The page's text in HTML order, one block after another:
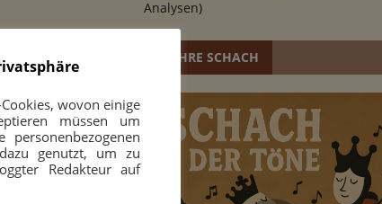
SV
wir die
Iserlohn. Wir
mit einer
14 Uhr. Die
wird im
Analysen)
100 JAHRE SCHACH
wovon einige
müssen um
genutzt, um zu
Redakteur auf